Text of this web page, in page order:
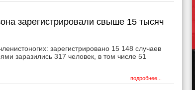
зарегистрировали свыше 15 тысяч
зарегистрировано 15 148 случаев
заразились 317 человек, в том числе 51
подробнее...